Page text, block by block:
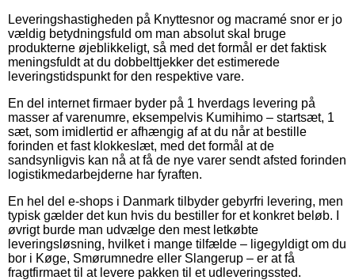
Leveringshastigheden på Knyttesnor og macramé snor er jo
vældig betydningsfuld om man absolut skal bruge
produkterne øjeblikkeligt, så med det formål er det faktisk
meningsfuldt at du dobbelttjekker det estimerede
leveringstidspunkt for den respektive vare.
En del internet firmaer byder på 1 hverdags levering på
masser af varenumre, eksempelvis Kumihimo – startsæt, 1
sæt, som imidlertid er afhængig af at du når at bestille
forinden et fast klokkeslæt, med det formål at de
sandsynligvis kan nå at få de nye varer sendt afsted forinden
logistikmedarbejderne har fyraften.
En hel del e-shops i Danmark tilbyder gebyrfri levering, men
typisk gælder det kun hvis du bestiller for et konkret beløb. I
øvrigt burde man udvælge den mest letkøbte
leveringsløsning, hvilket i mange tilfælde – ligegyldigt om du
bor i Køge, Smørumnedre eller Slangerup – er at få
fragtfirmaet til at levere pakken til et udleveringssted.